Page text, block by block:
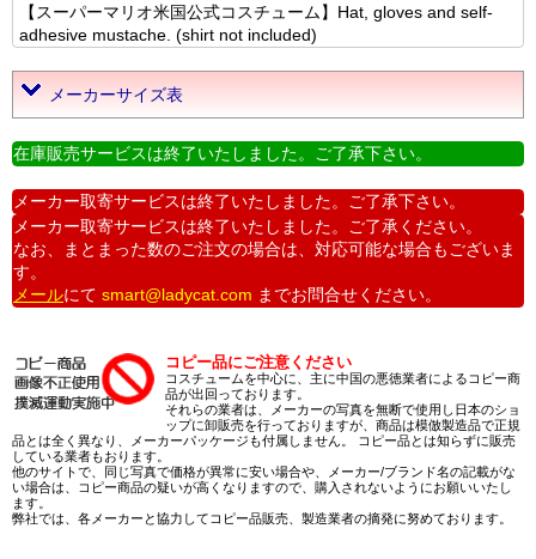
【スーパーマリオ米国公式コスチューム】Hat, gloves and self-
adhesive mustache. (shirt not included)
メーカーサイズ表
在庫販売サービスは終了いたしました。ご了承下さい。
メーカー取寄サービスは終了いたしました。ご了承下さい。
メーカー取寄サービスは終了いたしました。ご了承ください。
なお、まとまった数のご注文の場合は、対応可能な場合もございま
す。
メールにて smart@ladycat.com までお問合せください。
コピー品にご注意ください
コスチュームを中心に、主に中国の悪徳業者によるコピー商
品が出回っております。
それらの業者は、メーカーの写真を無断で使用し日本のショ
ップに卸販売を行っておりますが、商品は模倣製造品で正規
品とは全く異なり、メーカーパッケージも付属しません。 コピー品とは知らずに販売
している業者もおります。
他のサイトで、同じ写真で価格が異常に安い場合や、メーカー/ブランド名の記載がな
い場合は、コピー商品の疑いが高くなりますので、購入されないようにお願いいたし
ます。
弊社では、各メーカーと協力してコピー品販売、製造業者の摘発に努めております。